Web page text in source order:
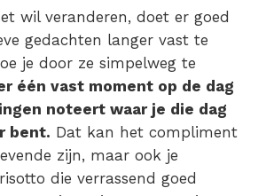
wil veranderen, doet er goed
gedachten langer vast te
je door ze simpelweg te
één vast moment op de dag
noteert waar je die dag
bent. Dat kan het compliment
zijn, maar ook je
die verrassend goed